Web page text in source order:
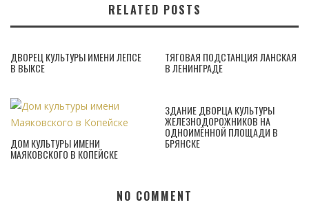
RELATED POSTS
ДВОРЕЦ КУЛЬТУРЫ ИМЕНИ ЛЕПСЕ
В ВЫКСЕ
ТЯГОВАЯ ПОДСТАНЦИЯ ЛАНСКАЯ
В ЛЕНИНГРАДЕ
ДОМ КУЛЬТУРЫ ИМЕНИ
МАЯКОВСКОГО В КОПЕЙСКЕ
ЗДАНИЕ ДВОРЦА КУЛЬТУРЫ
ЖЕЛЕЗНОДОРОЖНИКОВ НА
ОДНОИМЁННОЙ ПЛОЩАДИ В
БРЯНСКЕ
NO COMMENT